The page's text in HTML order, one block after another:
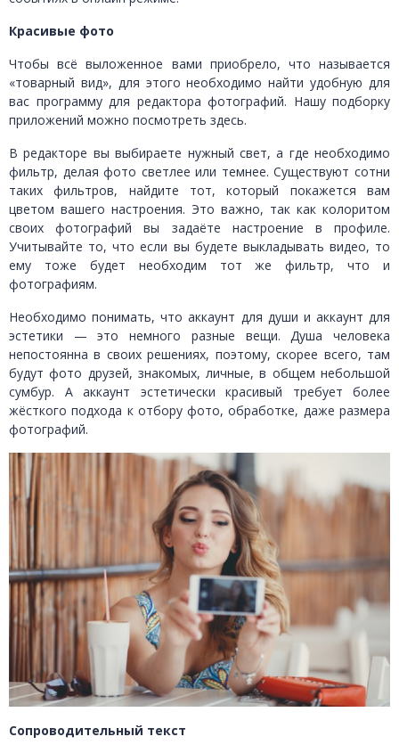
Красивые фото
Чтобы всё выложенное вами приобрело, что называется
«товарный вид», для этого необходимо найти удобную для
вас программу для редактора фотографий. Нашу подборку
приложений можно посмотреть здесь.
В редакторе вы выбираете нужный свет, а где необходимо
фильтр, делая фото светлее или темнее. Существуют сотни
таких фильтров, найдите тот, который покажется вам
цветом вашего настроения. Это важно, так как колоритом
своих фотографий вы задаёте настроение в профиле.
Учитывайте то, что если вы будете выкладывать видео, то
ему тоже будет необходим тот же фильтр, что и
фотографиям.
Необходимо понимать, что аккаунт для души и аккаунт для
эстетики — это немного разные вещи. Душа человека
непостоянна в своих решениях, поэтому, скорее всего, там
будут фото друзей, знакомых, личные, в общем небольшой
сумбур. А аккаунт эстетически красивый требует более
жёсткого подхода к отбору фото, обработке, даже размера
фотографий.
Сопроводительный текст